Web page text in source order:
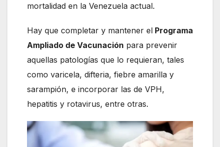
mortalidad en la Venezuela actual.
Hay que completar y mantener el Programa
Ampliado de Vacunación para prevenir
aquellas patologías que lo requieran, tales
como varicela, difteria, fiebre amarilla y
sarampión, e incorporar las de VPH,
hepatitis y rotavirus, entre otras.